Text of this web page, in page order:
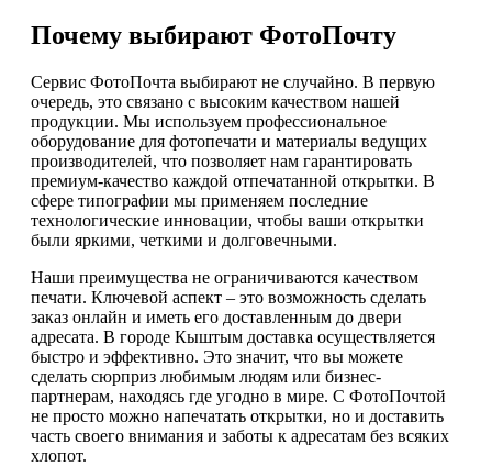
Почему выбирают ФотоПочту
Сервис ФотоПочта выбирают не случайно. В первую
очередь, это связано с высоким качеством нашей
продукции. Мы используем профессиональное
оборудование для фотопечати и материалы ведущих
производителей, что позволяет нам гарантировать
премиум-качество каждой отпечатанной открытки. В
сфере типографии мы применяем последние
технологические инновации, чтобы ваши открытки
были яркими, четкими и долговечными.
Наши преимущества не ограничиваются качеством
печати. Ключевой аспект – это возможность сделать
заказ онлайн и иметь его доставленным до двери
адресата. В городе Кыштым доставка осуществляется
быстро и эффективно. Это значит, что вы можете
сделать сюрприз любимым людям или бизнес-
партнерам, находясь где угодно в мире. С ФотоПочтой
не просто можно напечатать открытки, но и доставить
часть своего внимания и заботы к адресатам без всяких
хлопот.